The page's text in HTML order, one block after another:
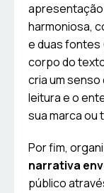
harmoniosa,
e duas fontes
corpo do
cria um
leitura e o
sua marca ou
Por fim,
narrativa
público